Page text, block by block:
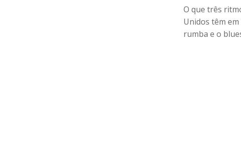
O que três
Unidos têm
rumba e o